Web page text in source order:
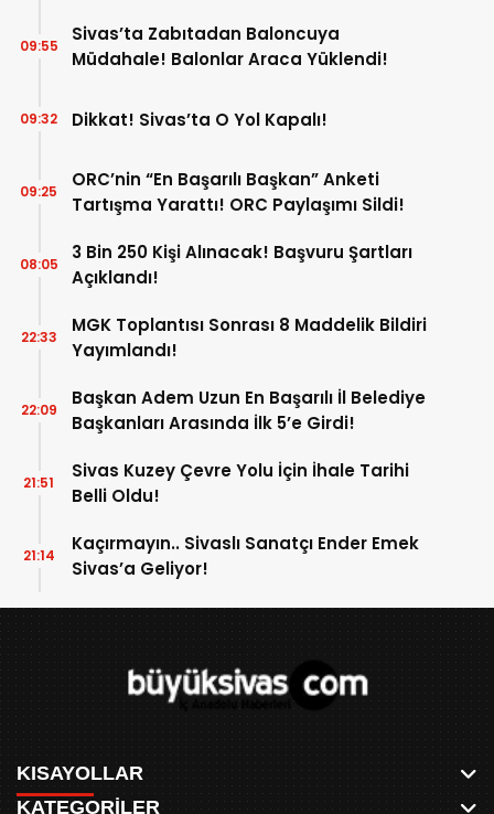
Sivas’ta Zabıtadan Baloncuya
Müdahale! Balonlar Araca Yüklendi!
09:55
Dikkat! Sivas’ta O Yol Kapalı!
09:32
ORC’nin “En Başarılı Başkan” Anketi
Tartışma Yarattı! ORC Paylaşımı Sildi!
09:25
3 Bin 250 Kişi Alınacak! Başvuru Şartları
Açıklandı!
08:05
MGK Toplantısı Sonrası 8 Maddelik Bildiri
Yayımlandı!
22:33
Başkan Adem Uzun En Başarılı İl Belediye
Başkanları Arasında İlk 5’e Girdi!
22:09
Sivas Kuzey Çevre Yolu İçin İhale Tarihi
Belli Oldu!
21:51
Kaçırmayın.. Sivaslı Sanatçı Ender Emek
Sivas’a Geliyor!
21:14
KISAYOLLAR
KATEGORİLER